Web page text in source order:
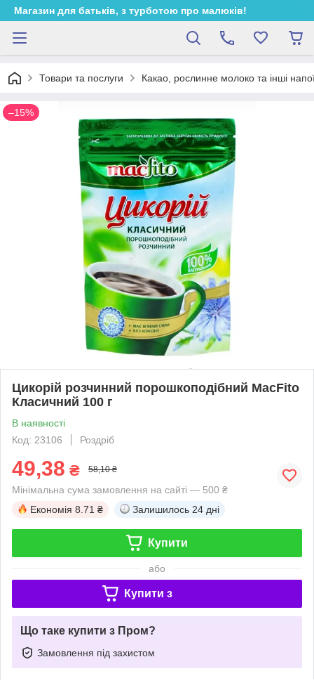
Магазин для батьків, з турботою про малюків!
Товари та послуги Какао, рослинне молоко та інші
–15%
Цикорій розчинний порошкоподібний MacFito
Класичний 100 г
В наявності
Код: 23106
Роздріб
49,38 ₴ 58,10 ₴
Мінімальна сума замовлення на сайті — 500 ₴
Економія 8.71 ₴ Залишилось 24 дні
Купити
або
Купити з
Що таке купити з Пром?
Замовлення під захистом